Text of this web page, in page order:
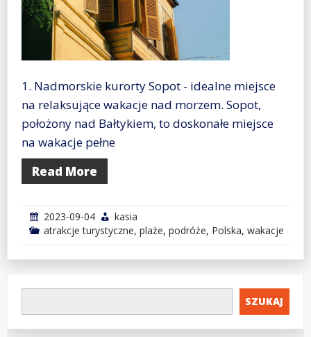
1. Nadmorskie kurorty Sopot - idealne miejsce
na relaksujące wakacje nad morzem. Sopot,
położony nad Bałtykiem, to doskonałe miejsce
na wakacje pełne
Read More
2023-09-04
kasia
atrakcje turystyczne, plaże, podróże, Polska, wakacje
SZUKAJ